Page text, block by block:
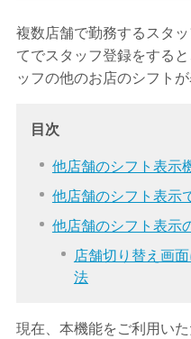
複数店舗で勤務するスタ
てでスタッフ登録をする
ッフの他のお店のシフト
目次
他店舗のシフト表示
他店舗のシフト表示
他店舗のシフト表示
店舗切り替え画
法
現在、本機能をご利用い